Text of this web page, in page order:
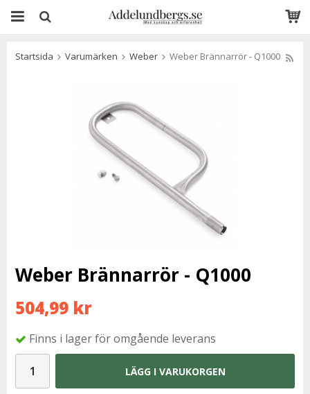
Startsida Varumärken Weber Weber Brännarrör - Q1000
Weber Brännarrör - Q1000
504,99 kr
Finns i lager för omgående leverans
LÄGG I VARUKORGEN